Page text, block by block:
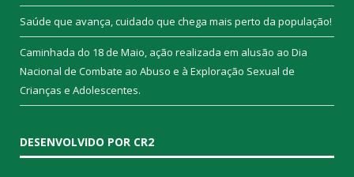
Saúde que avança, cuidado que chega mais perto da população!
Caminhada do 18 de Maio, ação realizada em alusão ao Dia
Nacional de Combate ao Abuso e à Exploração Sexual de
Crianças e Adolescentes.
DESENVOLVIDO POR CR2